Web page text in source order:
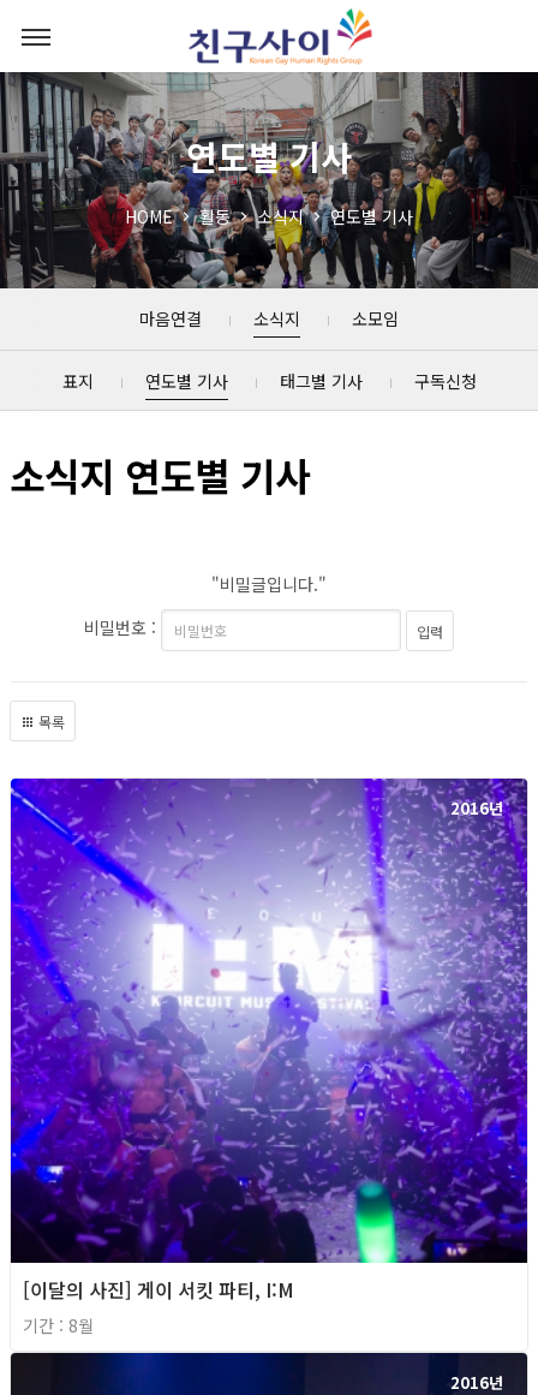
연도별 기사
HOME 활동 소식지 연도별 기사
마음연결 소식지 소모임
표지 연도별 기사 태그별 기사 구독신청
소식지 연도별 기사
"비밀글입니다."
비밀번호 :
목록
2016년
[이달의 사진] 게이 서킷 파티, I:M
기간 : 8월
2016년